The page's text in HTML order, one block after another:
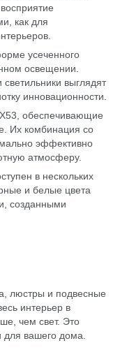
восприятие
как для
усеченного
освещении.
выглядят
инновационности.
обеспечивающие
Их комбинация со
эффективно
атмосферу.
в нескольких
и белые цвета
созданными
люстры и подвесные
интерьер в
чем свет. Это
для вашего дома.